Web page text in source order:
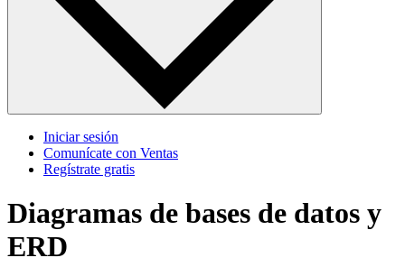
Iniciar sesión
Comunícate con Ventas
Regístrate gratis
Diagramas de bases de datos y
ERD